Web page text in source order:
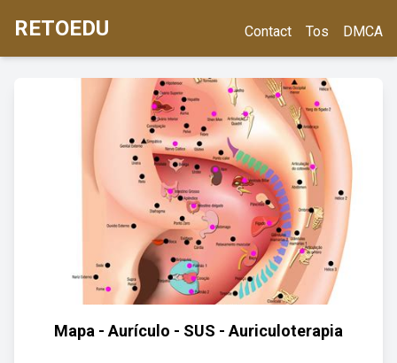
RETOEDU Contact Tos DMCA
Mapa - Aurículo - SUS - Auriculoterapia